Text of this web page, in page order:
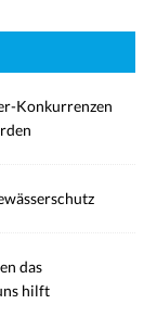
Konkurrenzen
das
hilft